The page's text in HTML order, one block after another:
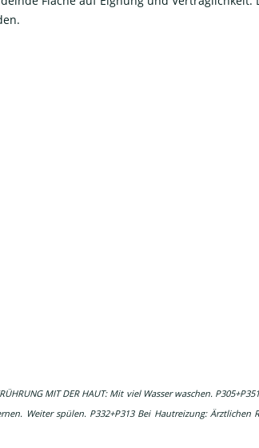
MIT DER HAUT: Mit viel Wasser waschen.
Weiter spülen. P332+P313 Bei Hautreizung: